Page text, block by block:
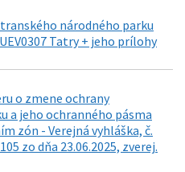
národného parku
Tatry + jeho prílohy
o zmene ochrany
a jeho ochranného pásma
zón - Verejná vyhláška, č.
zo dňa 23.06.2025, zverej.